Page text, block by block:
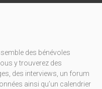
des bénévoles
y trouverez des
des interviews, un forum
ainsi qu’un calendrier